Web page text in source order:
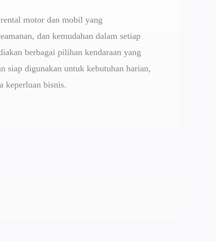
motor dan mobil yang
dan kemudahan dalam setiap
berbagai pilihan kendaraan yang
siap digunakan untuk kebutuhan harian,
keperluan bisnis.